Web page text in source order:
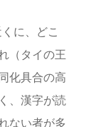
に、どこ
（タイの王
化具合の高
、漢字が読
ない者が多